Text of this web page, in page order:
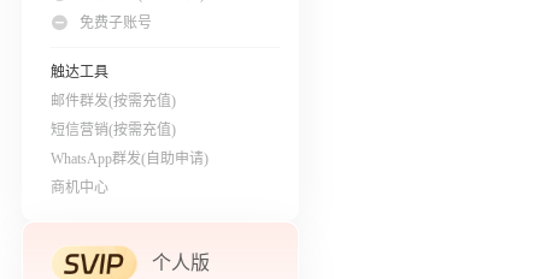
免费子账号
触达工具
邮件群发(按需充值)
短信营销(按需充值)
WhatsApp群发(自助申请)
商机中心
个人版